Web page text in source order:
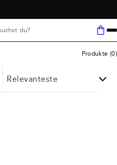
Produkte (0)